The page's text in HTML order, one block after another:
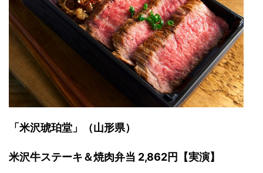
「米沢琥珀堂」（山形県）
米沢牛ステーキ＆焼肉弁当 2,862円【実演】